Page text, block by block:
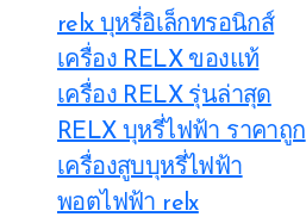
relx บุหรี่อิเล็กทรอนิกส์
เครื่อง RELX ของแท้
เครื่อง RELX รุ่นล่าสุด
RELX บุหรี่ไฟฟ้า ราคาถูก
เครื่องสูบบุหรี่ไฟฟ้า
พอตไฟฟ้า relx